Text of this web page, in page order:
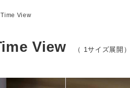
View
View （ 1サイズ展開）